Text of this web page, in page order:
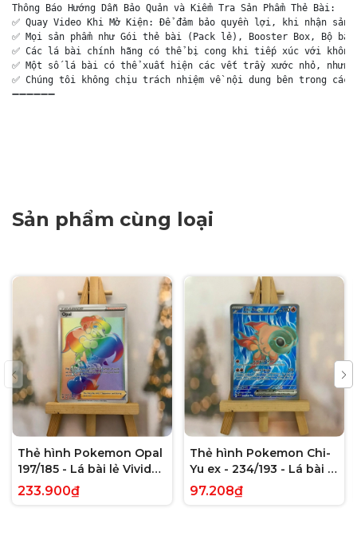
Thông Báo Hướng Dẫn Bảo Quản và Kiểm Tra Sản Phẩm Thẻ Bài:
✅ Quay Video Khi Mở Kiện: Để đảm bảo quyền lợi, khi nhận
✅ Mọi sản phẩm như Gói thẻ bài (Pack lẻ), Booster Box, Bộ
✅ Các lá bài chính hãng có thể bị cong khi tiếp xúc với
✅ Một số lá bài có thể xuất hiện các vết trầy xước nhỏ,
✅ Chúng tôi không chịu trách nhiệm về nội dung bên trong
➖➖➖➖➖➖
Sản phẩm cùng loại
Thẻ hình Pokemon Opal
197/185 - Lá bài lẻ Vivid
Voltage Hyper Rare tiếng
Anh chính hãng
233.900₫
Thẻ hình Pokemon Chi-
Yu ex - 234/193 - Lá bài lẻ
Paldea Evolved Full Art
Secret Rare tiếng Anh
97.208₫